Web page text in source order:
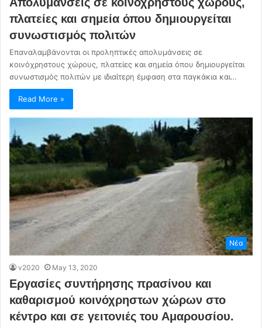
πλατείες και σημεία όπου δημιουργείται
συνωστισμός πολιτών
Επαναλαμβάνονται οι προληπτικές απολυμάνσεις σε
κοινόχρηστους χώρους, πλατείες και σημεία όπου δημιουργείται
συνωστισμός πολιτών με ιδιαίτερη έμφαση στα παγκάκια και…
Read More »
Νέα
v2020 May 13, 2020
Εργασίες συντήρησης πρασίνου και
καθαρισμού κοινόχρηστων χώρων στο
κέντρο και σε γειτονιές του Αμαρουσίου.